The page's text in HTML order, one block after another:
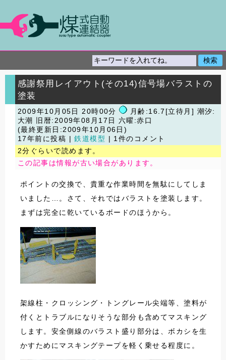
感謝祭用レイアウト(その14)信号場バラストの
塗装
2009年10月05日 20時00分
月齢:16.7[立待月] 潮汐:
大潮
旧暦:2009年08月17日 六曜:赤口
(最終更新日:2009年10月06日)
17年前に投稿 |鉄道模型
| 1件のコメント
2分ぐらいで読めます。
この記事は情報が古い場合があります。
ポイントの交換で、貴重な作業時間を無駄にしてしま
いました…。さて、それではバラストを塗装します。
まずは完全に乾いているボードのほうから。
架線柱・クロッシング・トングレール尖端等、塗料が
付くとトラブルになりそうな部分も含めてマスキング
します。安全側線のバラスト盛り部分は、ボカシを生
かすためにマスキングテープを軽く乗せる程度に。